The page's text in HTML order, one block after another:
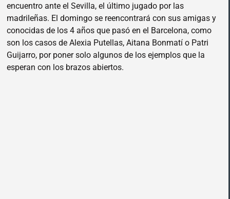
encuentro ante el Sevilla, el último jugado por las
madrileñas. El domingo se reencontrará con sus amigas y
conocidas de los 4 años que pasó en el Barcelona, como
son los casos de Alexia Putellas, Aitana Bonmatí o Patri
Guijarro, por poner solo algunos de los ejemplos que la
esperan con los brazos abiertos.